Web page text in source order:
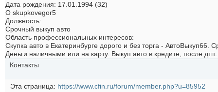
Дата рождения
17.01.1994 (32)
О skupkovegor5
Должность:
Срочный выкуп авто
Область профессиональных интересов:
Скупка авто в Екатеринбурге дорого и без торга -
Деньги наличными или на карту. Выкуп авто в кредите, после дтп.
Контакты
Эта страница https://www.cfin.ru/forum/member.php?u=85952